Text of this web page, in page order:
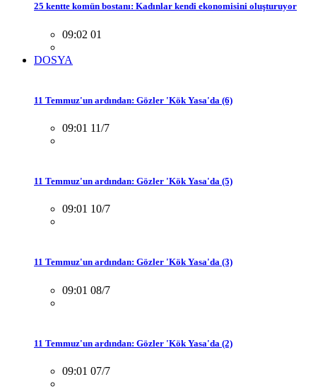
25 kentte komün bostanı: Kadınlar kendi ekonomisini oluşturuyor
09:02 01
DOSYA
11 Temmuz'un ardından: Gözler 'Kök Yasa'da (6)
09:01 11/7
11 Temmuz'un ardından: Gözler 'Kök Yasa'da (5)
09:01 10/7
11 Temmuz'un ardından: Gözler 'Kök Yasa'da (3)
09:01 08/7
11 Temmuz'un ardından: Gözler 'Kök Yasa'da (2)
09:01 07/7